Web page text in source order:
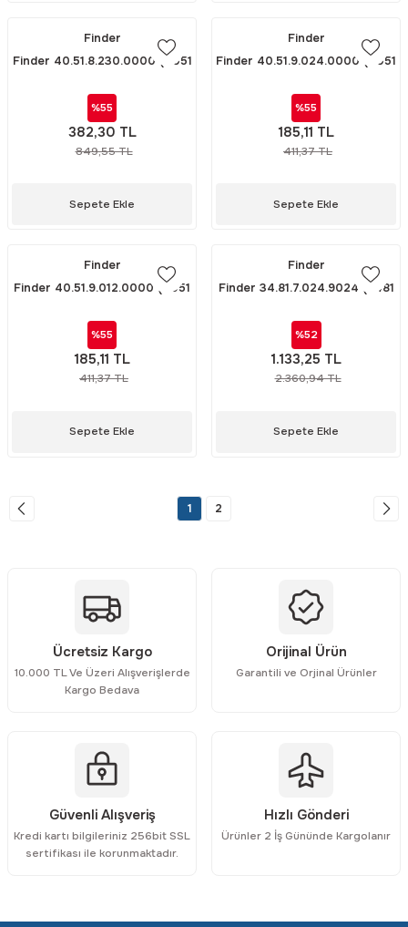
Finder
Finder 40.51.8.230.0000 (4051
%55
382,30 TL
849,55 TL
Sepete Ekle
Finder
Finder 40.51.9.024.0000 (4051
%55
185,11 TL
411,37 TL
Sepete Ekle
Finder
Finder 40.51.9.012.0000 (4051
%55
185,11 TL
411,37 TL
Sepete Ekle
Finder
Finder 34.81.7.024.9024 (3481
%52
1.133,25 TL
2.360,94 TL
Sepete Ekle
1 2
Ücretsiz Kargo
10.000 TL Ve Üzeri Alışverişlerde
Kargo Bedava
Orijinal Ürün
Garantili ve Orjinal Ürünler
Güvenli Alışveriş
Kredi kartı bilgileriniz 256bit SSL
sertifikası ile korunmaktadır.
Hızlı Gönderi
Ürünler 2 İş Gününde Kargolanır